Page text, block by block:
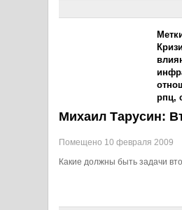
рпц,
Михаил Тарусин:
Помещено 10 февраля 2009
Какие должны быть задачи